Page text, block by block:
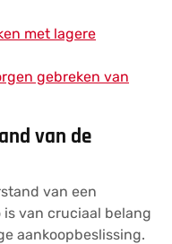
met lagere
gebreken van
van de
van een
van cruciaal belang
aankoopbeslissing.